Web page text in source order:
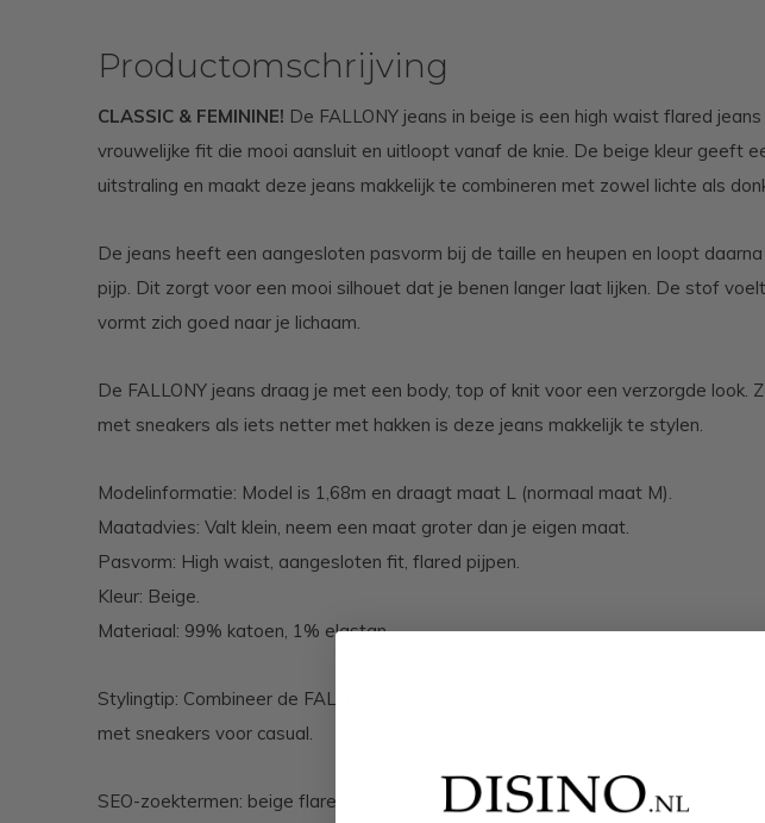
Productomschrijving
CLASSIC & FEMININE! De FALLONY jeans in beige is een high waist flared
vrouwelijke fit die mooi aansluit en uitloopt vanaf de knie. De beige kleur geeft
uitstraling en maakt deze jeans makkelijk te combineren met zowel lichte als
De jeans heeft een aangesloten pasvorm bij de taille en heupen en loopt
pijp. Dit zorgt voor een mooi silhouet dat je benen langer laat lijken. De stof
vormt zich goed naar je lichaam.
De FALLONY jeans draag je met een body, top of knit voor een verzorgde look.
met sneakers als iets netter met hakken is deze jeans makkelijk te stylen.
Modelinformatie: Model is 1,68m en draagt maat L (normaal maat M).
Maatadvies: Valt klein, neem een maat groter dan je eigen maat.
Pasvorm: High waist, aangesloten fit, flared pijpen.
Kleur: Beige.
Materiaal: 99% katoen, 1% elastan.
Stylingtip: Combineer de FALLONY jeans met een body en hakken voor een iets
met sneakers voor casual.
SEO-zoektermen: beige flared jeans dames, high waist flared jeans, flared